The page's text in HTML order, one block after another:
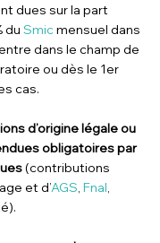
dues sur la part
du Smic mensuel dans
dans le champ de
ou dès le 1er
cas.
d’origine légale ou
obligatoires par
(contributions
et d’AGS Fnal